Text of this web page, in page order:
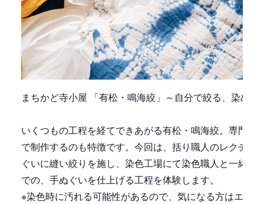
まちかど寺小屋 「有松・鳴海絞」～自分で絞る、染める
いくつもの工程を経てできあがる有松・鳴海絞。専門の
で制作するのも特徴です。今回は、括り職人のレクチャ
ぐいに縫い絞りを施し、染色工場にて染色職人と一緒に
での、手ぬぐいを仕上げる工程を体験します。
※染色時に汚れる可能性があるので、気になる方はエプ